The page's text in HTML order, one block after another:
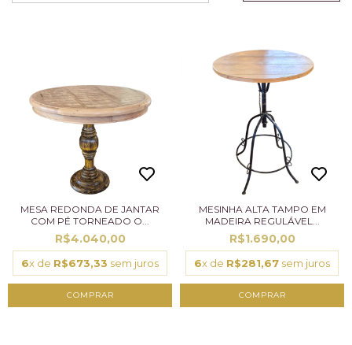
MESA REDONDA DE JANTAR
COM PÉ TORNEADO O...
R$4.040,00
6x de R$673,33 sem juros
MESINHA ALTA TAMPO EM
MADEIRA REGULÁVEL...
R$1.690,00
6x de R$281,67 sem juros